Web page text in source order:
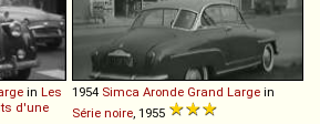
in Les
d'une
1954 Simca Aronde Grand Large in
Série noire , 1955